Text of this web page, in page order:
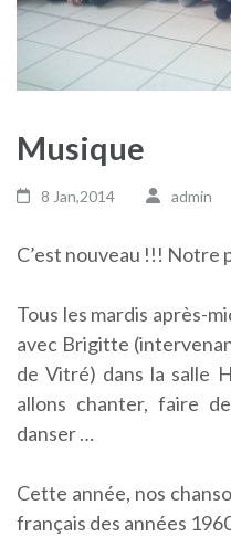
Musique
8 Jan,2014 admin
C’est nouveau !!! Notre
Tous les mardis après-
avec Brigitte
de Vitré) dans la salle
allons chanter, faire
danser …
Cette année, nos
français des années